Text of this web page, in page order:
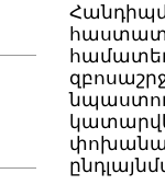
նպաստող